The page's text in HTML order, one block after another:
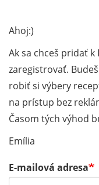
Ahoj:)
Ak sa chceš pridať
zaregistrovať.
robiť si výbery
na prístup bez
Časom tých výhod
Emília
E-mailová adresa